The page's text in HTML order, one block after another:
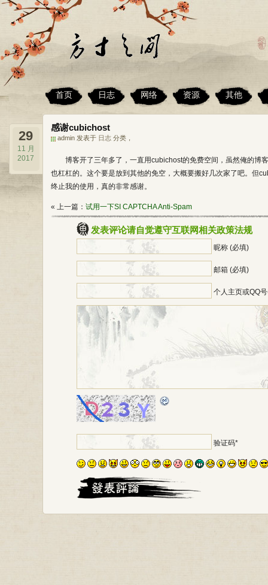
首页 日志 网络 资源 其他
感谢cubichost
admin 发表于 日志 分类，
29
11 月
2017
博客开了三年多了，一直用cubichost的免费空间，虽然俺的博
也杠杠的。这个要是放到其他的免空，大概要搬好几次家了吧。但
终止我的使用，真的非常感谢。
« 上一篇： 试用一下SI CAPTCHA Anti-Spam
发表评论请自觉遵守互联网相关政策法规
昵称 (必填)
邮箱 (必填)
个人主页或QQ
验证码*